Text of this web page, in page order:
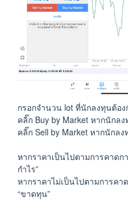
กรอกจำนวน lot ที่นักลงทุนต้อง
คลิ๊ก Buy by Market หากนัก
คลิ๊ก Sell by Market หากนักล
หากราคาเป็นไปตามการคาดก
กำไร”
หากราคาไม่เป็นไปตามการค
“ขาดทุน”